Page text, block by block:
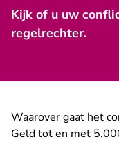
Kijk of u uw
regelrechter.
Waarover gaat het
Geld tot en met